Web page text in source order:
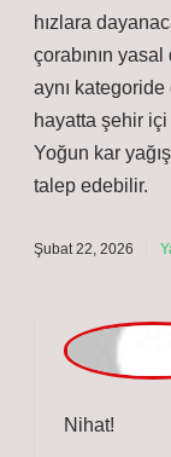
işlevleri : Kar
kullanılsa da,
hızlara
çorabının
aynı
hayatta şehir içi
talep edebilir.